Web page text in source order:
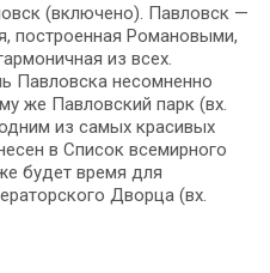
(включено). Павловск —
построенная Романовыми,
из всех.
Павловска несомненно
же Павловский парк (вх.
из самых красивых
в Список всемирного
будет время для
Дворца (вх.